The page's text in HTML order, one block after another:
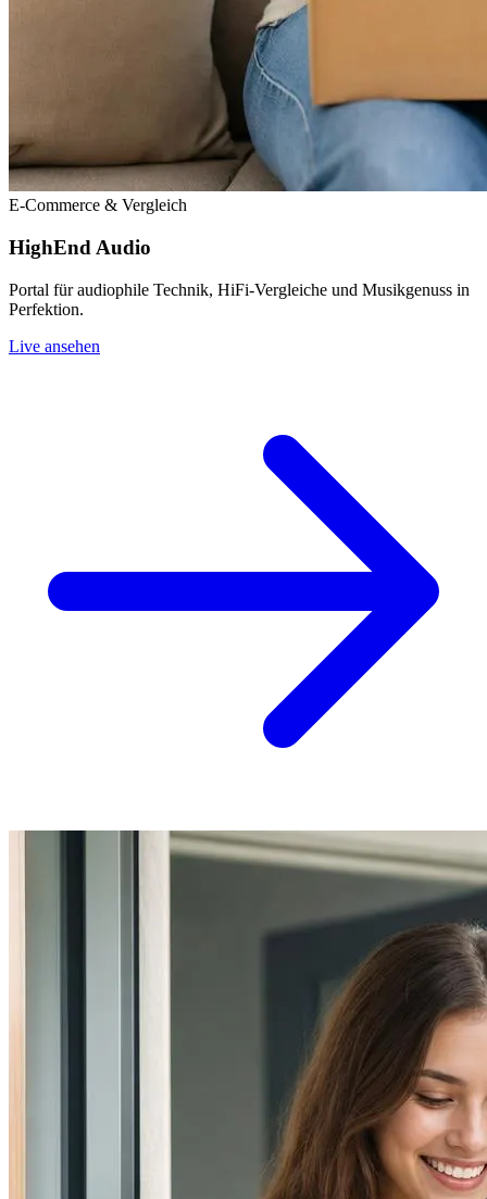
E-Commerce & Vergleich
HighEnd Audio
Portal für audiophile Technik, HiFi-Vergleiche und Musikgenuss in
Perfektion.
Live ansehen